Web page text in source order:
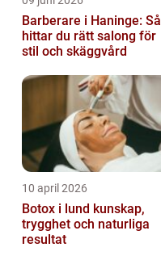
Barberare i Haninge: Så
hittar du rätt salong för
stil och skäggvård
10 april 2026
Botox i lund kunskap,
trygghet och naturliga
resultat